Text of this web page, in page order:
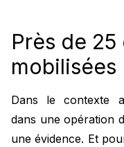
Près de
mobilisées
Dans le contexte
dans une opération
une évidence. Et